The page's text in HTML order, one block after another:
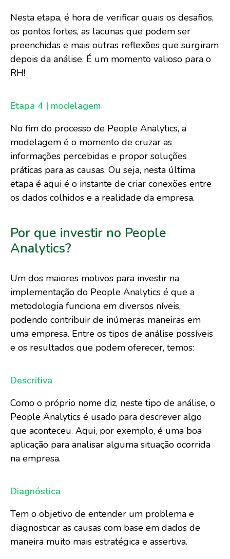
Nesta etapa, é hora de verificar quais os desafios,
os pontos fortes, as lacunas que podem ser
preenchidas e mais outras reflexões que surgiram
depois da análise. É um momento valioso para o
RH!
Etapa 4 | modelagem
No fim do processo de People Analytics, a
modelagem é o momento de cruzar as
informações percebidas e propor soluções
práticas para as causas. Ou seja, nesta última
etapa é aqui é o instante de criar conexões entre
os dados colhidos e a realidade da empresa.
Por que investir no People
Analytics?
Um dos maiores motivos para investir na
implementação do People Analytics é que a
metodologia funciona em diversos níveis,
podendo contribuir de inúmeras maneiras em
uma empresa. Entre os tipos de análise possíveis
e os resultados que podem oferecer, temos:
Descritiva
Como o próprio nome diz, neste tipo de análise, o
People Analytics é usado para descrever algo
que aconteceu. Aqui, por exemplo, é uma boa
aplicação para analisar alguma situação ocorrida
na empresa.
Diagnóstica
Tem o objetivo de entender um problema e
diagnosticar as causas com base em dados de
maneira muito mais estratégica e assertiva.